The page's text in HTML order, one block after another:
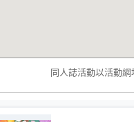
同人誌活動以活動